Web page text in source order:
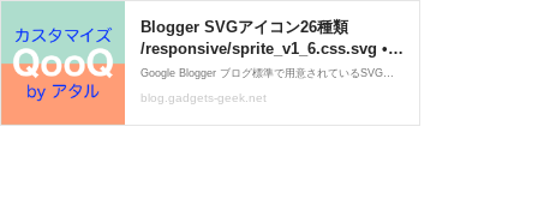
Blogger SVGアイコン26種類
/responsive/sprite_v1_6.css.svg •
ガジェおた（本館）
Google Blogger ブログ標準で用意されているSVGアイコン（26種類）を紹介いたします！ 「JetThemeテンプレートで用意されている SVGアイコン（24種類）と JetThemeボタン」記事のリンク付き
blog.gadgets-geek.net